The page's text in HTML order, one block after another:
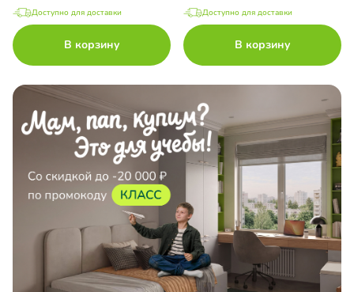
Доступно для доставки
В корзину
Доступно для доставки
В корзину